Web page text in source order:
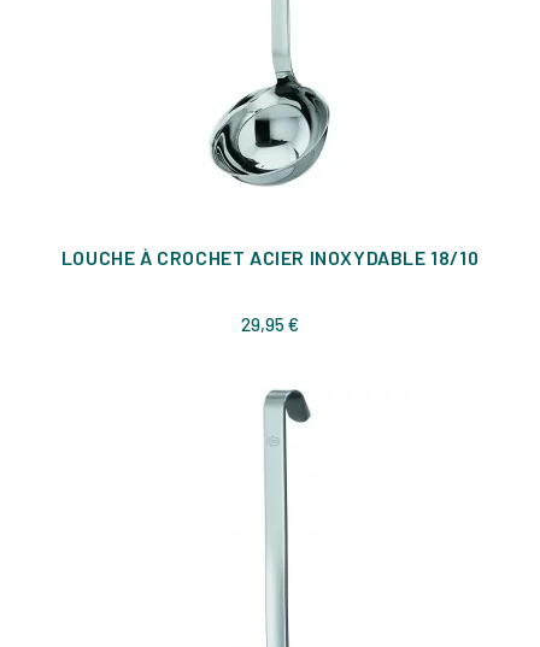
LOUCHE À CROCHET ACIER INOXYDABLE 18/10
29,95 €